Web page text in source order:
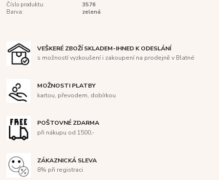
Číslo produktu:
3576
Barva:
zelená
VEŠKERÉ ZBOŽÍ SKLADEM-IHNED K ODESLÁNÍ
s možností vyzkoušení i zakoupení na prodejně v Blatné
MOŽNOSTI PLATBY
kartou, převodem, dobírkou
POŠTOVNÉ ZDARMA
při nákupu od 1500,-
ZÁKAZNICKÁ SLEVA
8% při registraci